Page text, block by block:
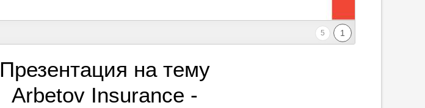
1
5
Презентация на тему
Arbetov Insurance -